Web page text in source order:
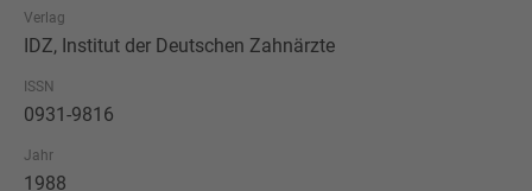
Verlag
IDZ, Institut der Deutschen Zahnärzte
ISSN
0931-9816
Jahr
1988